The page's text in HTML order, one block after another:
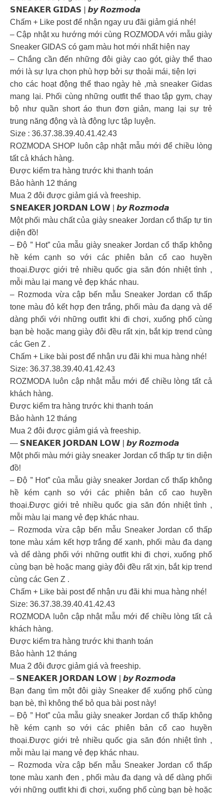
𝗦𝗡𝗘𝗔𝗞𝗘𝗥 𝗚𝗜𝗗𝗔𝗦 | 𝙗𝙮 𝙍𝙤𝙯𝙢𝙤𝙙𝙖
Chấm + Like post để nhận ngay ưu đãi giảm giá nhé!
– Cập nhật xu hướng mới cùng ROZMODA với mẫu giày
Sneaker GIDAS có gam màu hot mới nhất hiện nay
– Chắng cần đến những đôi giày cao gót, giày thể thao
mới là sự lựa chọn phù hợp bởi sự thoải mái, tiện lợi
cho các hoạt động thể thao ngày hè ,mà sneaker Gidas
mang lại. Phối cùng những outfit thể thao tập gym, chạy
bộ như quần short áo thun đơn giản, mang lại sự trẻ
trung năng động và là động lực tập luyện.
Size : 36.37.38.39.40.41.42.43
ROZMODA SHOP luôn cập nhật mẫu mới để chiều lòng
tất cả khách hàng.
Được kiểm tra hàng trước khi thanh toán
Bảo hành 12 tháng
Mua 2 đôi được giảm giá và freeship.
𝗦𝗡𝗘𝗔𝗞𝗘𝗥 𝗝𝗢𝗥𝗗𝗔𝗡 𝗟𝗢𝗪 | 𝙗𝙮 𝙍𝙤𝙯𝙢𝙤𝙙𝙖
Một phối màu chất của giày sneaker Jordan cổ thấp tự tin
diện đồ!
– Độ ” Hot” của mẫu giày sneaker Jordan cổ thấp không
hề kém cạnh so với các phiên bản cổ cao huyền
thoại.Được giới trẻ nhiều quốc gia săn đón nhiệt tình ,
mỗi màu lại mang vẻ đẹp khác nhau.
– Rozmoda vừa cập bến mẫu Sneaker Jordan cổ thấp
tone màu đỏ kết hợp đen trắng, phối màu đa dạng và dể
dàng phối với những outfit khi đi chơi, xuống phố cùng
bạn bè hoặc mang giày đôi đều rất xịn, bắt kịp trend cùng
các Gen Z .
Chấm + Like bài post để nhận ưu đãi khi mua hàng nhé!
Size: 36.37.38.39.40.41.42.43
ROZMODA luôn cập nhật mẫu mới để chiều lòng tất cả
khách hàng.
Được kiểm tra hàng trước khi thanh toán
Bảo hành 12 tháng
Mua 2 đôi được giảm giá và freeship.
— 𝗦𝗡𝗘𝗔𝗞𝗘𝗥 𝗝𝗢𝗥𝗗𝗔𝗡 𝗟𝗢𝗪 | 𝙗𝙮 𝙍𝙤𝙯𝙢𝙤𝙙𝙖
Một phối màu mới giày sneaker Jordan cổ thấp tự tin diện
đồ!
– Độ ” Hot” của mẫu giày sneaker Jordan cổ thấp không
hề kém cạnh so với các phiên bản cổ cao huyền
thoại.Được giới trẻ nhiều quốc gia săn đón nhiệt tình ,
mỗi màu lại mang vẻ đẹp khác nhau.
– Rozmoda vừa cập bến mẫu Sneaker Jordan cổ thấp
tone màu xám kết hợp trắng đế xanh, phối màu đa dạng
và dể dàng phối với những outfit khi đi chơi, xuống phố
cùng bạn bè hoặc mang giày đôi đều rất xịn, bắt kịp trend
cùng các Gen Z .
Chấm + Like bài post để nhận ưu đãi khi mua hàng nhé!
Size: 36.37.38.39.40.41.42.43
ROZMODA luôn cập nhật mẫu mới để chiều lòng tất cả
khách hàng.
Được kiểm tra hàng trước khi thanh toán
Bảo hành 12 tháng
Mua 2 đôi được giảm giá và freeship.
– 𝗦𝗡𝗘𝗔𝗞𝗘𝗥 𝗝𝗢𝗥𝗗𝗔𝗡 𝗟𝗢𝗪 | 𝙗𝙮 𝙍𝙤𝙯𝙢𝙤𝙙𝙖
Bạn đang tìm một đôi giày Sneaker để xuống phố cùng
bạn bè, thì không thể bỏ qua bài post này!
– Độ ” Hot” của mẫu giày sneaker Jordan cổ thấp không
hề kém cạnh so với các phiên bản cổ cao huyền
thoại.Được giới trẻ nhiều quốc gia săn đón nhiệt tình ,
mỗi màu lại mang vẻ đẹp khác nhau.
– Rozmoda vừa cập bến mẫu Sneaker Jordan cổ thấp
tone màu xanh đen , phối màu đa dạng và dể dàng phối
với những outfit khi đi chơi, xuống phố cùng bạn bè hoặc